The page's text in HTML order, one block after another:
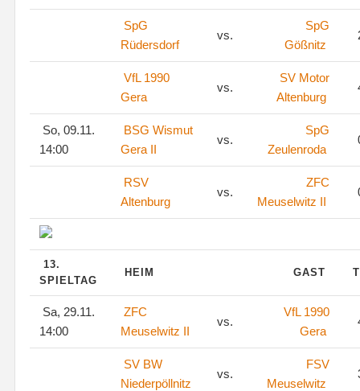
SpG
Rüdersdorf
vs.
SpG
Gößnitz
VfL 1990
Gera
vs.
SV Motor
Altenburg
So, 09.11.
14:00
BSG Wismut
Gera II
vs.
SpG
Zeulenroda
RSV
Altenburg
vs.
ZFC
Meuselwitz II
13.
SPIELTAG
HEIM GAST
Sa, 29.11.
14:00
ZFC
Meuselwitz II
vs.
VfL 1990
Gera
SV BW
Niederpöllnitz
vs.
FSV
Meuselwitz